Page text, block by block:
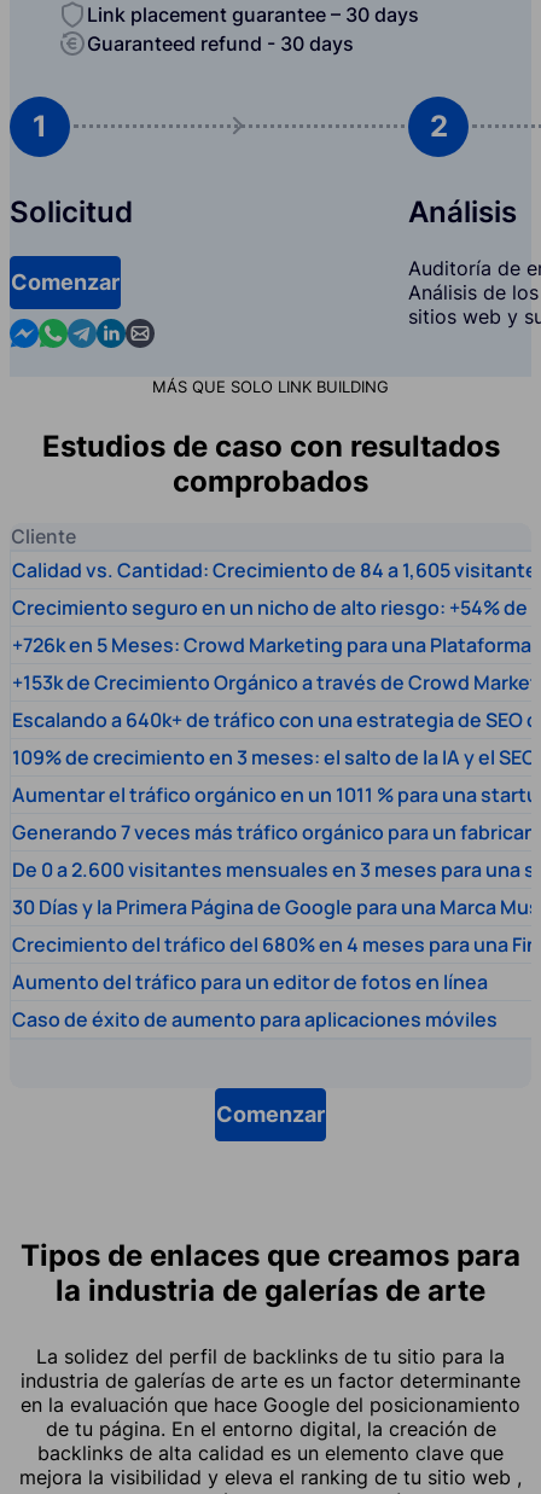
Link placement guarantee – 30 days
Guaranteed refund - 30 days
1
Solicitud
Comenzar
Contact us in Messenger
Contact us in WhatsApp
Contact us in Telegram
Contact us in Linkedin
Contact us by email
2
Análisis
Auditoría de
Análisis de
sitios web y
MÁS QUE SOLO LINK BUILDING
Estudios de caso con resultados
comprobados
Cliente
Calidad vs. Cantidad: Crecimiento de 84 a 1,605
Crecimiento seguro en un nicho de alto riesgo: +54% de
+726k en 5 Meses: Crowd Marketing para una
+153k de Crecimiento Orgánico a través de Crowd
Escalando a 640k+ de tráfico con una estrategia de SEO
109% de crecimiento en 3 meses: el salto de la IA y el SEO
Aumentar el tráfico orgánico en un 1011 % para una
Generando 7 veces más tráfico orgánico para un
De 0 a 2.600 visitantes mensuales en 3 meses para una
30 Días y la Primera Página de Google para una Marca
Crecimiento del tráfico del 680% en 4 meses para una
Aumento del tráfico para un editor de fotos en línea
Caso de éxito de aumento para aplicaciones móviles
Comenzar
Tipos de enlaces que creamos para
la industria de galerías de arte
La solidez del perfil de backlinks de tu sitio para la
industria de galerías de arte es un factor determinante
en la evaluación que hace Google del posicionamiento
de tu página. En el entorno digital, la creación de
backlinks de alta calidad es un elemento clave que
mejora la visibilidad y eleva el ranking de tu sitio web ,